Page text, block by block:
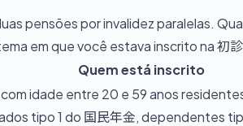
pensões por invalidez paralelas.
em que você estava inscrito na 初
Quem está inscrito
idade entre 20 e 59 anos
tipo 1 do 国民年金, dependentes